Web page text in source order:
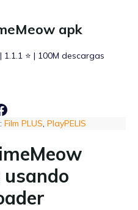
apk
⭐ | 100M descargas
Film PLUS PlayPELIS